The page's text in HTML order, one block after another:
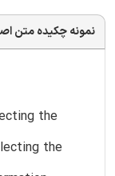
نمونه چکیده متن
the
the